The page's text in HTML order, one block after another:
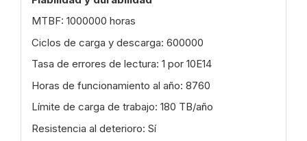
MTBF: 1000000 horas
Ciclos de carga y descarga: 600000
Tasa de errores de lectura: 1 por 10E14
Horas de funcionamiento al año: 8760
Límite de carga de trabajo: 180 TB/año
Resistencia al deterioro: Sí